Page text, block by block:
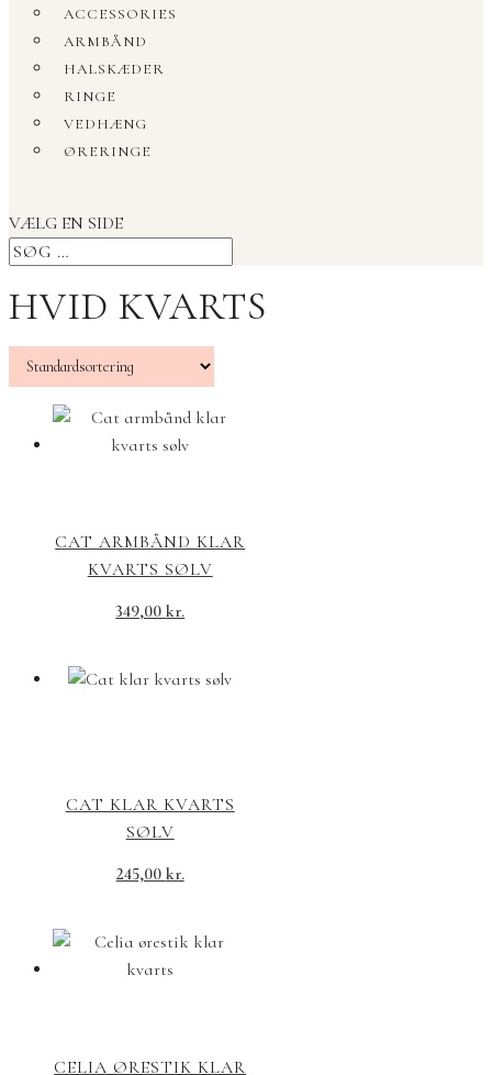
ACCESSORIES
ARMBÅND
HALSKÆDER
RINGE
VEDHÆNG
ØRERINGE
VÆLG EN SIDE
HVID KVARTS
CAT ARMBÅND KLAR
KVARTS SØLV
349,00kr.
CAT KLAR KVARTS
SØLV
245,00 kr.
CELIA ØRESTIK KLAR